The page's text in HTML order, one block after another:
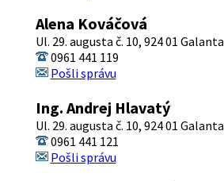
Alena Kováčová
Ul. 29. augusta č. 10, 924 01 Galanta
0961 441 119
Pošli správu
Ing. Andrej Hlavatý
Ul. 29. augusta č. 10, 924 01 Galanta
0961 441 121
Pošli správu